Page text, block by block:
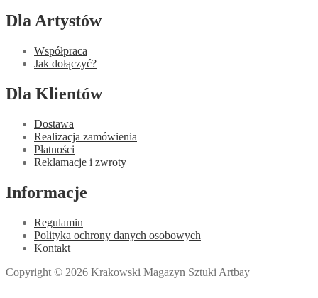
Dla Artystów
Współpraca
Jak dołączyć?
Dla Klientów
Dostawa
Realizacja zamówienia
Płatności
Reklamacje i zwroty
Informacje
Regulamin
Polityka ochrony danych osobowych
Kontakt
Copyright © 2026 Krakowski Magazyn Sztuki Artbay